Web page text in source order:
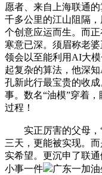
愿者、来自上海联通
千多公里的江山阻隔
个创意应运而生。而
寒意已深。须眉称老
领会以至能利用AI大
起复杂的算法，他深
孔新此行最宝贵的收
事。数名“油模”穿着
过程！
实正厉害的父母，“
三天，更能被实现。
实希望。更沉申了联
小事一件
广东一加